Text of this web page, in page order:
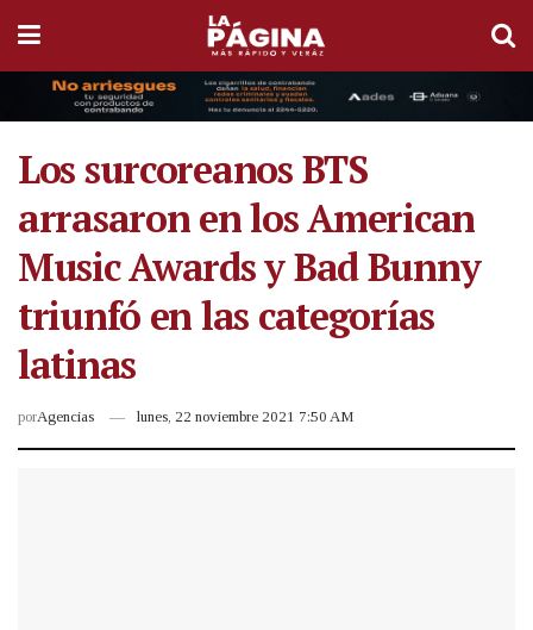
Los surcoreanos BTS
arrasaron en los American
Music Awards y Bad Bunny
triunfó en las categorías
latinas
porAgencias lunes, 22 noviembre 2021 7:50 AM